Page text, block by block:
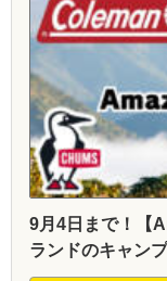
9月4日まで！【
ランドのキャン